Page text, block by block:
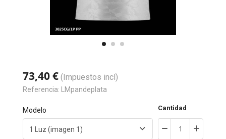
73,40 € (Impuestos incl)
Referencia: LMpandeplata
Modelo Cantidad